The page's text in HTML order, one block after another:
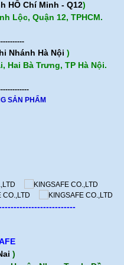
HỒ Chí Minh - Q12)
Lộc, Quận 12, TPHCM.
Nhánh Hà Nội )
Hai Bà Trưng, TP Hà Nội.
SẢN PHẨM
)